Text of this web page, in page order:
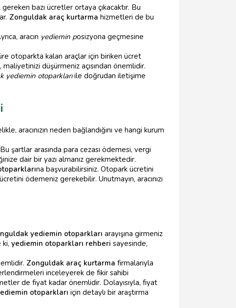
bazı ücretler ortaya çıkacaktır. Bu
Zonguldak araç kurtarma hizmetleri de bu
aracın yediemin posizyona geçmesine
otoparkta kalan araçlar için biriken ücret
maliyetinizi düşürmeniz açısından önemlidir.
yediemin otoparklarıile doğrudan iletişime
aracınızın neden bağlandığını ve hangi kurum
şartlar arasında para cezası ödemesi, vergi
dair bir yazı almanız gerekmektedir.
na başvurabilirsiniz. Otopark ücretini
ödemeniz gerekebilir. Unutmayın, aracınızı
yediemin otoparkları arayışına girmeniz
yediemin otoparkları rehberi sayesinde,
Zonguldak araç kurtarma firmalarıyla
inceleyerek de fikir sahibi
de fiyat kadar önemlidir. Dolayısıyla, fiyat
otoparkları için detaylı bir araştırma